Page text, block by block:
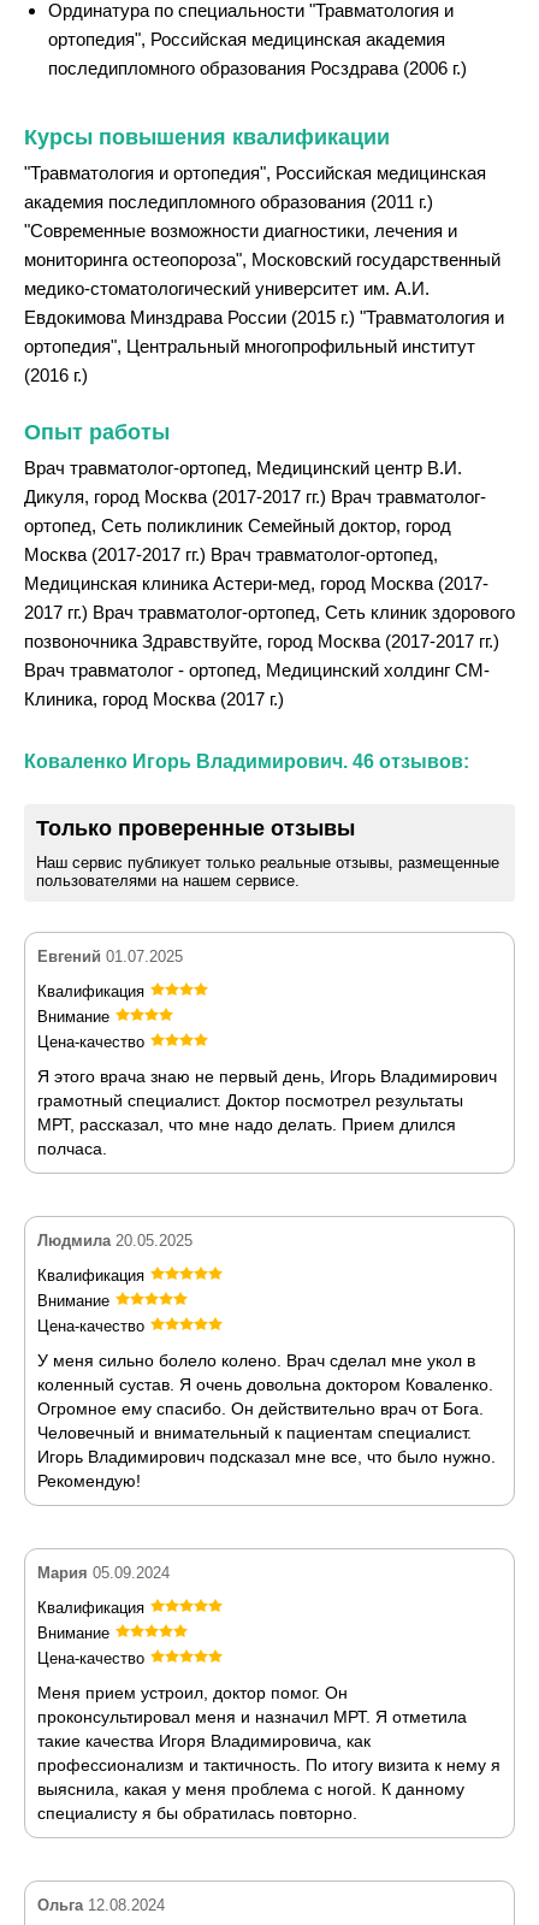
Ординатура по специальности "Травматология и
ортопедия", Российская медицинская академия
последипломного образования Росздрава (2006 г.)
Курсы повышения квалификации
"Травматология и ортопедия", Российская медицинская
академия последипломного образования (2011 г.)
"Современные возможности диагностики, лечения и
мониторинга остеопороза", Московский государственный
медико-стоматологический университет им. А.И.
Евдокимова Минздрава России (2015 г.) "Травматология и
ортопедия", Центральный многопрофильный институт
(2016 г.)
Опыт работы
Врач травматолог-ортопед, Медицинский центр В.И.
Дикуля, город Москва (2017-2017 гг.) Врач травматолог-
ортопед, Сеть поликлиник Семейный доктор, город
Москва (2017-2017 гг.) Врач травматолог-ортопед,
Медицинская клиника Астери-мед, город Москва (2017-
2017 гг.) Врач травматолог-ортопед, Сеть клиник здорового
позвоночника Здравствуйте, город Москва (2017-2017 гг.)
Врач травматолог - ортопед, Медицинский холдинг СМ-
Клиника, город Москва (2017 г.)
Коваленко Игорь Владимирович. 46 отзывов:
Только проверенные отзывы
Наш сервис публикует только реальные отзывы, размещенные
пользователями на нашем сервисе.
Евгений 01.07.2025
Квалификация
Внимание
Цена-качество
Я этого врача знаю не первый день, Игорь Владимирович
грамотный специалист. Доктор посмотрел результаты
МРТ, рассказал, что мне надо делать. Прием длился
полчаса.
Людмила 20.05.2025
Квалификация
Внимание
Цена-качество
У меня сильно болело колено. Врач сделал мне укол в
коленный сустав. Я очень довольна доктором Коваленко.
Огромное ему спасибо. Он действительно врач от Бога.
Человечный и внимательный к пациентам специалист.
Игорь Владимирович подсказал мне все, что было нужно.
Рекомендую!
Мария 05.09.2024
Квалификация
Внимание
Цена-качество
Меня прием устроил, доктор помог. Он
проконсультировал меня и назначил МРТ. Я отметила
такие качества Игоря Владимировича, как
профессионализм и тактичность. По итогу визита к нему я
выяснила, какая у меня проблема с ногой. К данному
специалисту я бы обратилась повторно.
Ольга 12.08.2024